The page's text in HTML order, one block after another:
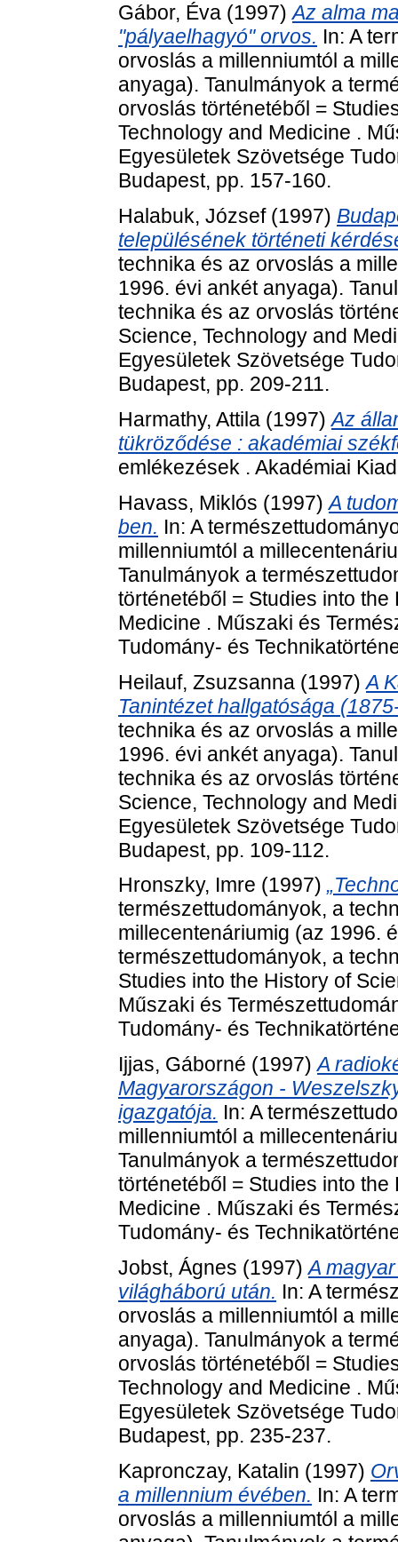
Gábor, Éva (1997)Az alma
"pályaelhagyó" orvos. In: A
orvoslás a millenniumtól a
anyaga). Tanulmányok a
orvoslás történetéből =
Technology and Medicine .
Egyesületek Szövetsége
Budapest, pp. 157-160.
Halabuk, József(1997)
településének történeti
technika és az orvoslás a
1996. évi ankét anyaga).
technika és az orvoslás
Science, Technology and
Egyesületek Szövetsége
Budapest, pp. 209-211.
Harmathy, Attila (1997)Az
tükröződése : akadémiai
emlékezések . Akadémiai
Havass, Miklós (1997)A
ben. In: A
millenniumtól a
Tanulmányok a
történetéből = Studies into
Medicine . Műszaki és
Tudomány- és
Heilauf, Zsuzsanna (1997)A
Tanintézet hallgatósága
technika és az orvoslás a
1996. évi ankét anyaga).
technika és az orvoslás
Science, Technology and
Egyesületek Szövetsége
Budapest, pp. 109-112.
Hronszky, Imre (1997)
természettudományok, a
millecentenáriumig (az 1996.
természettudományok, a
Studies into the History of
Műszaki és
Tudomány- és
Ijjas, Gáborné (1997)A
Magyarországon -
igazgatója. In: A
millenniumtól a
Tanulmányok a
történetéből = Studies into
Medicine . Műszaki és
Tudomány- és
Jobst, Ágnes (1997)A
világháború után. In: A
orvoslás a millenniumtól a
anyaga). Tanulmányok a
orvoslás történetéből =
Technology and Medicine .
Egyesületek Szövetsége
Budapest, pp. 235-237.
Kapronczay, Katalin (1997)
a millennium évében. In: A
orvoslás a millenniumtól a